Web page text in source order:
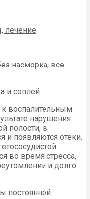
к воспалительным
нарушения
полости, в
и появляются отеки.
во время стресса,
и долго
постоянной